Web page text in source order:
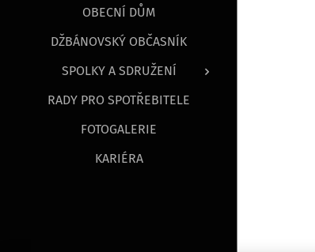
OBECNÍ DŮM
DŽBÁNOVSKÝ OBČASNÍK
SPOLKY A SDRUŽENÍ
RADY PRO SPOTŘEBITELE
FOTOGALERIE
KARIÉRA